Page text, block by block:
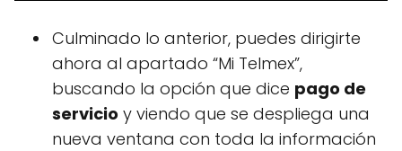
Culminado lo anterior, puedes dirigirte
ahora al apartado “Mi Telmex”,
buscando la opción que dice pago de
servicio y viendo que se despliega una
nueva ventana con toda la información